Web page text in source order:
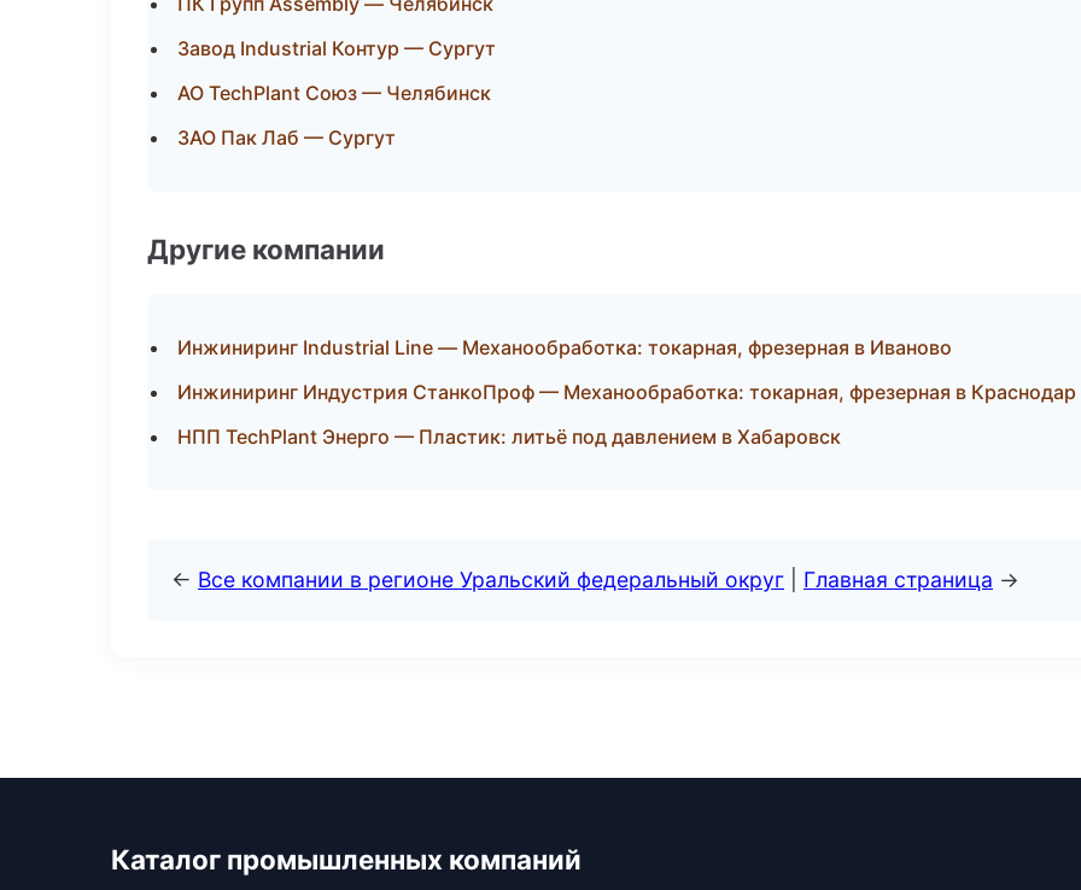
Завод Industrial Контур — Сургут
АО TechPlant Союз — Челябинск
ЗАО Пак Лаб — Сургут
Другие компании
Инжиниринг Industrial Line — Механообработка: токарная, фрезерная в Иваново
Инжиниринг Индустрия СтанкоПроф — Механообработка: токарная, фрезерная в Краснодар
НПП TechPlant Энерго — Пластик: литьё под давлением в Хабаровск
← Все компании в регионе Уральский федеральный округ Главная страница →
Каталог промышленных компаний